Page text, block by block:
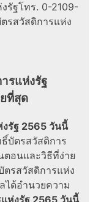
รัฐโทร. 0-2109-
รสวัสดิการแห่ง
รแห่งรัฐ
ที่สุด
รัฐ 2565 วันนี้
บัตรสวัสดิการ
ตอนและวิธีที่ง่าย
ตรสวัสดิการแห่ง
ได้อำนวยความ